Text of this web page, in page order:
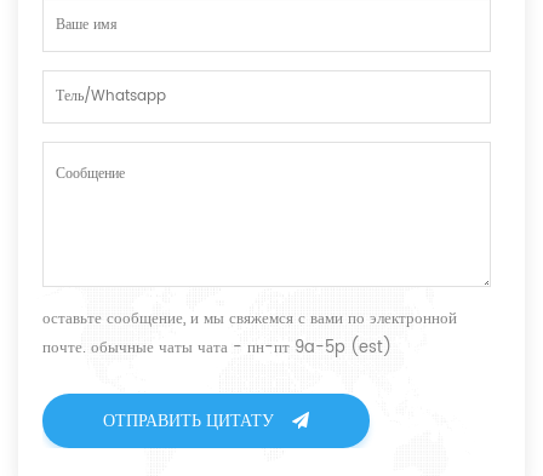
оставьте сообщение, и мы свяжемся с вами по электронной
почте. обычные чаты чата - пн-пт 9a-5p (est)
ОТПРАВИТЬ ЦИТАТУ